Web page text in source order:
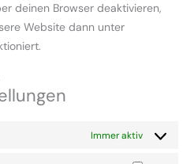
deinen Browser deaktivieren,
Website dann unter
Immer aktiv